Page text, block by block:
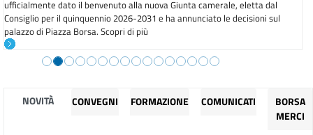
ufficialmente dato il benvenuto alla nuova Giunta camerale, eletta dal
Consiglio per il quinquennio 2026-2031 e ha annunciato le decisioni sul
palazzo di Piazza Borsa. Scopri di più
NOVITÀ CONVEGNI FORMAZIONE COMUNICATI
BORSA
MERCI